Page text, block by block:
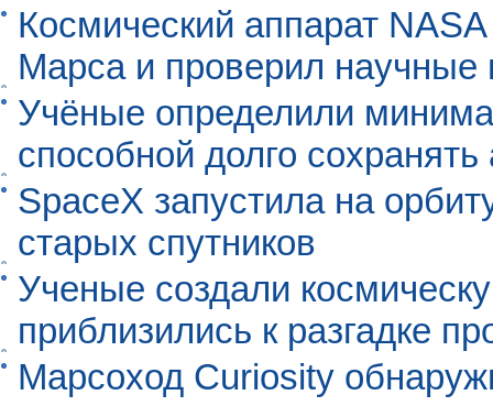
Космический аппарат
Марса и проверил научные
Учёные определили
способной долго
SpaceX запустила на
старых спутников
Ученые создали
приблизились к разгадке
Марсоход Curiosity